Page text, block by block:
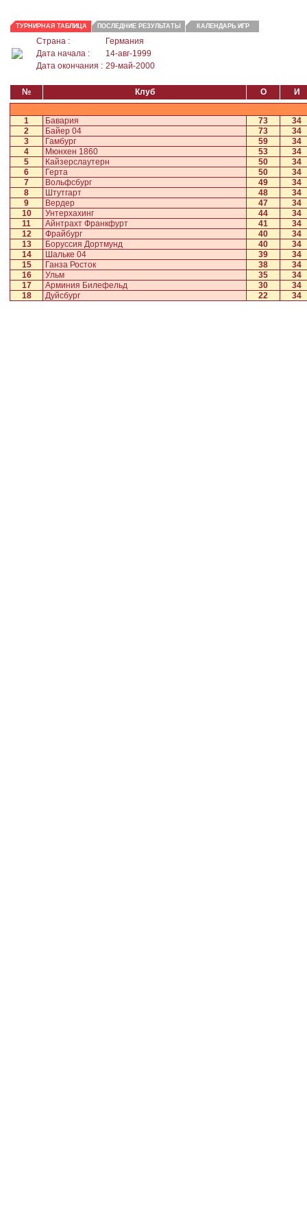
ТУРНИРНАЯ ТАБЛИЦА ПОСЛЕДНИЕ РЕЗУЛЬТАТЫ КАЛЕНДАРЬ ИГР
Страна :
Германия
Дата начала :
14-авг-1999
Дата окончания : 29-май-2000
№ Клуб О И
1 Бавария 73
34
2
Байер 04 73
34
3
Гамбург 59
34
4
Мюнхен 1860 53
34
5
Кайзерслаутерн 50
34
6
Герта 50
34
7
Вольфсбург 49
34
8
Штутгарт 48
34
9
Вердер 47
34
10
Унтерхахинг 44
34
11
Айнтрахт Франкфурт 41
34
12
Фрайбург 40
34
13
Боруссия Дортмунд 40
34
14
Шальке 04 39
34
15
Ганза Росток 38
34
16
Ульм 35
34
17
Арминия Билефельд 30
34
18
Дуйсбург 22 34